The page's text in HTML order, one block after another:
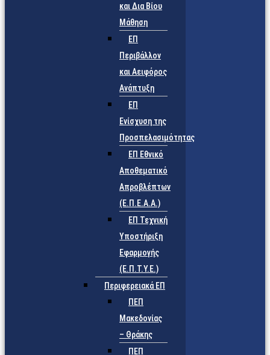
και Δια Βίου
Μάθηση
ΕΠ
Περιβάλλον
και Αειφόρος
Ανάπτυξη
ΕΠ
Ενίσχυση της
Προσπελασιμότητας
ΕΠ Εθνικό
Αποθεματικό
Απροβλέπτων
(Ε.Π.Ε.Α.Α.)
ΕΠ Τεχνική
Υποστήριξη
Εφαρμογής
(Ε.Π.Τ.Υ.Ε.)
Περιφερειακά ΕΠ
ΠΕΠ
Μακεδονίας
– Θράκης
ΠΕΠ